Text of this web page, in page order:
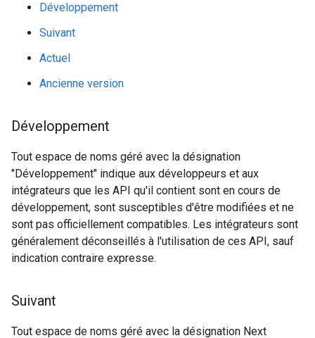
Développement
Suivant
Actuel
Ancienne version
Développement
Tout espace de noms géré avec la désignation
"Développement" indique aux développeurs et aux
intégrateurs que les API qu'il contient sont en cours de
développement, sont susceptibles d'être modifiées et ne
sont pas officiellement compatibles. Les intégrateurs sont
généralement déconseillés à l'utilisation de ces API, sauf
indication contraire expresse.
Suivant
Tout espace de noms géré avec la désignation Next